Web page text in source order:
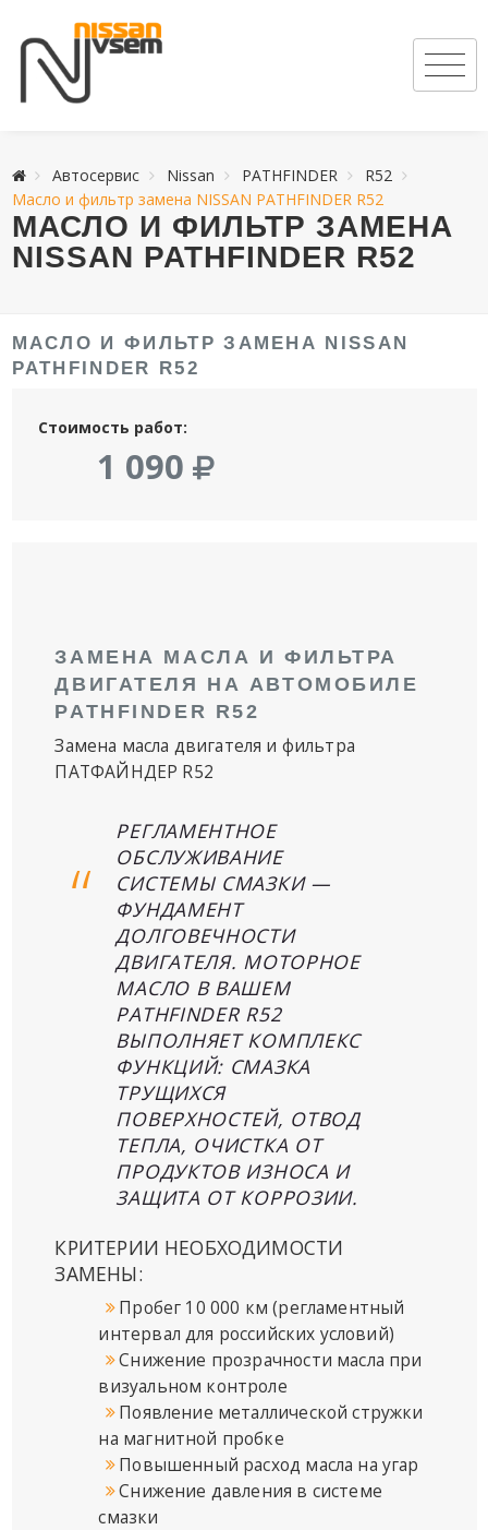
Автосервис Nissan PATHFINDER
R52
Масло и фильтр замена NISSAN PATHFINDER R52
МАСЛО И ФИЛЬТР ЗАМЕНА
NISSAN PATHFINDER R52
МАСЛО И ФИЛЬТР ЗАМЕНА NISSAN
PATHFINDER R52
Стоимость работ:
1 090
ЗАМЕНА МАСЛА И ФИЛЬТРА
ДВИГАТЕЛЯ НА АВТОМОБИЛЕ
PATHFINDER R52
Замена масла двигателя и фильтра
ПАТФАЙНДЕР R52
РЕГЛАМЕНТНОЕ
ОБСЛУЖИВАНИЕ
СИСТЕМЫ СМАЗКИ —
ФУНДАМЕНТ
ДОЛГОВЕЧНОСТИ
ДВИГАТЕЛЯ. МОТОРНОЕ
МАСЛО В ВАШЕМ
PATHFINDER R52
ВЫПОЛНЯЕТ КОМПЛЕКС
ФУНКЦИЙ: СМАЗКА
ТРУЩИХСЯ
ПОВЕРХНОСТЕЙ, ОТВОД
ТЕПЛА, ОЧИСТКА ОТ
ПРОДУКТОВ ИЗНОСА И
ЗАЩИТА ОТ КОРРОЗИИ.
КРИТЕРИИ НЕОБХОДИМОСТИ
ЗАМЕНЫ:
Пробег 10 000 км (регламентный
интервал для российских условий)
Снижение прозрачности масла при
визуальном контроле
Появление металлической стружки
на магнитной пробке
Повышенный расход масла на угар
Снижение давления в системе
смазки